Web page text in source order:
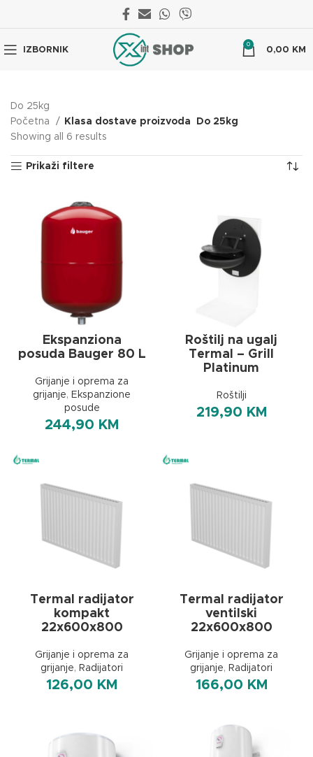
IZBORNIK
0
0,00 KM
Do 25kg
Početna
Klasa dostave proizvoda
Do 25kg
Showing all 6 results
Prikaži filtere
Ekspanziona
posuda Bauger 80 L
Grijanje i oprema za
grijanje, Ekspanzione
posude
244,90 KM
Roštilj na ugalj
Termal – Grill
Platinum
Roštilji
219,90 KM
Termal radijator
kompakt
22x600x800
Grijanje i oprema za
grijanje, Radijatori
126,00 KM
Termal radijator
ventilski
22x600x800
Grijanje i oprema za
grijanje, Radijatori
166,00 KM